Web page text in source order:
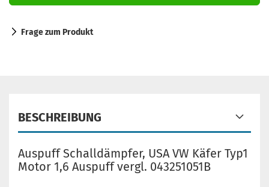
Frage zum Produkt
BESCHREIBUNG
Auspuff Schalldämpfer, USA VW Käfer Typ1
Motor 1,6 Auspuff vergl. 043251051B